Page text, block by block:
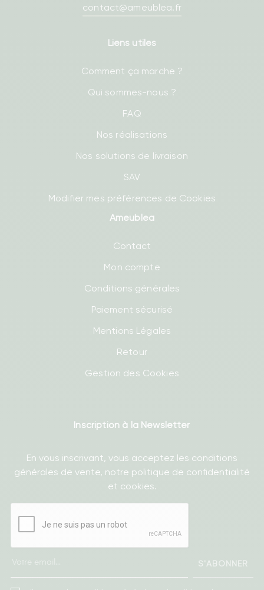
contact@ameublea.fr
Liens utiles
Comment ça marche ?
Qui sommes-nous ?
FAQ
Nos réalisations
Nos solutions de livraison
SAV
Modifier mes préférences de Cookies
Ameublea
Contact
Mon compte
Conditions générales
Paiement sécurisé
Mentions Légales
Retour
Gestion des Cookies
Inscription à la Newsletter
En vous inscrivant, vous acceptez les conditions
générales de vente, notre politique de confidentialité
et cookies.
S'ABONNER